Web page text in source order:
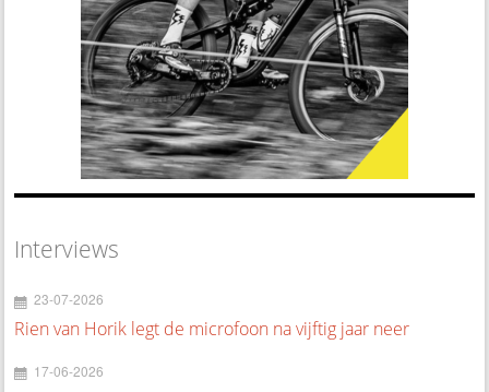
Interviews
23-07-2026
Rien van Horik legt de microfoon na vijftig jaar neer
17-06-2026